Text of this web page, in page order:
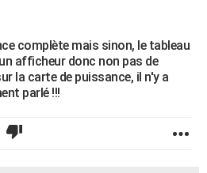
complète mais sinon, le tableau
afficheur donc non pas de
la carte de puissance, il n'y a
parlé !!!